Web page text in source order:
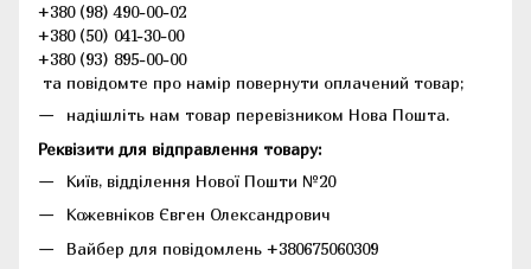
+380 (98) 490-00-02
+380 (50) 041-30-00
+380 (93) 895-00-00
та повідомте про намір повернути оплачений товар;
надішліть нам товар перевізником Нова Пошта.
Реквізити для відправлення товару:
Київ, відділення Нової Пошти №20
Кожевніков Євген Олександрович
Вайбер для повідомлень +380675060309